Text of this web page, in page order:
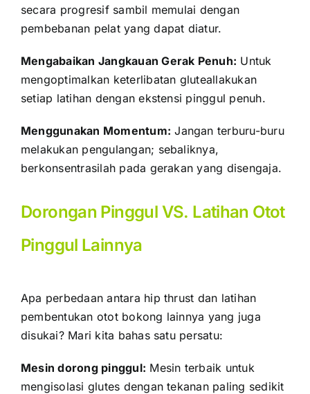
secara progresif sambil memulai dengan
pembebanan pelat yang dapat diatur.
Mengabaikan Jangkauan Gerak Penuh: Untuk
mengoptimalkan keterlibatan gluteallakukan
setiap latihan dengan ekstensi pinggul penuh.
Menggunakan Momentum: Jangan terburu-buru
melakukan pengulangan; sebaliknya,
berkonsentrasilah pada gerakan yang disengaja.
Dorongan Pinggul VS. Latihan Otot
Pinggul Lainnya
Apa perbedaan antara hip thrust dan latihan
pembentukan otot bokong lainnya yang juga
disukai? Mari kita bahas satu persatu:
Mesin dorong pinggul: Mesin terbaik untuk
mengisolasi glutes dengan tekanan paling sedikit